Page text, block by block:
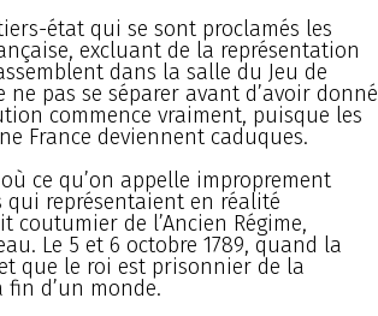
état qui se sont proclamés les
excluant de la représentation
dans la salle du Jeu de
pas se séparer avant d’avoir donné
commence vraiment, puisque les
France deviennent caduques.
ce qu’on appelle improprement
qui représentaient en réalité
de l’Ancien Régime,
Le 5 et 6 octobre 1789, quand la
que le roi est prisonnier de la
d’un monde.